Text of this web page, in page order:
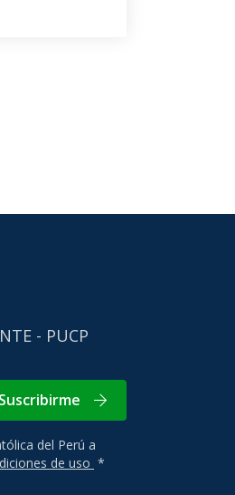
- PUCP
Suscribirme
del Perú a
de uso *